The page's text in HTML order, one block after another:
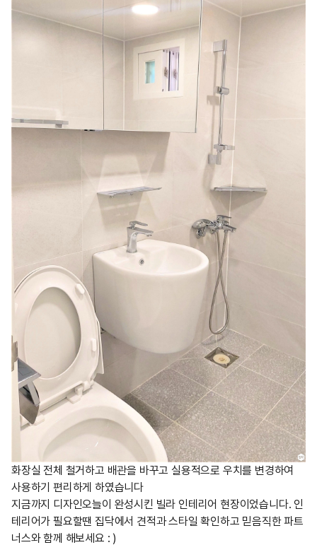
화장실 전체 철거하고 배관을 바꾸고 실용적으로 우치를 변경하여
사용하기 편리하게 하였습니다
지금까지 디자인오늘이 완성시킨 빌라 인테리어 현장이었습니다. 인
테리어가 필요할땐 집닥에서 견적과 스타일 확인하고 믿음직한 파트
너스와 함께 해보세요 : )